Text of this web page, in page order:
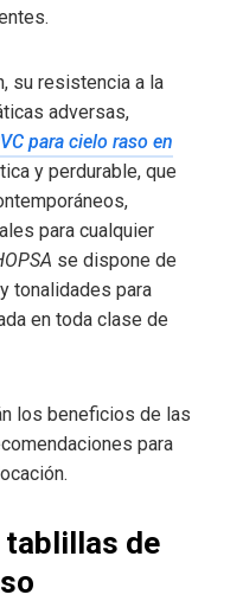
su resistencia a la
adversas,
para cielo raso en
y perdurable, que
para cualquier
se dispone de
tonalidades para
en toda clase de
los beneficios de las
para
tablillas de